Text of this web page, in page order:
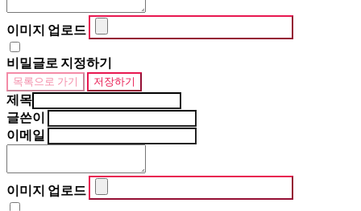
이미지 업로드
비밀글로 지정하기
목록으로 가기 저장하기
제목
글쓴이
이메일
이미지 업로드